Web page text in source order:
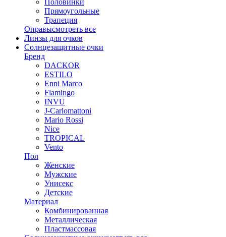
Прямоугольные
Трапеция
Оправысмотреть все
Линзы для очков
Солнцезащитные очки
Бренд
DACKOR
ESTILO
Enni Marco
Flamingo
INVU
J-Carlomattoni
Mario Rossi
Nice
TROPICAL
Vento
Пол
Женские
Мужские
Унисекс
Детские
Материал
Комбинированная
Металлическая
Пластмассовая